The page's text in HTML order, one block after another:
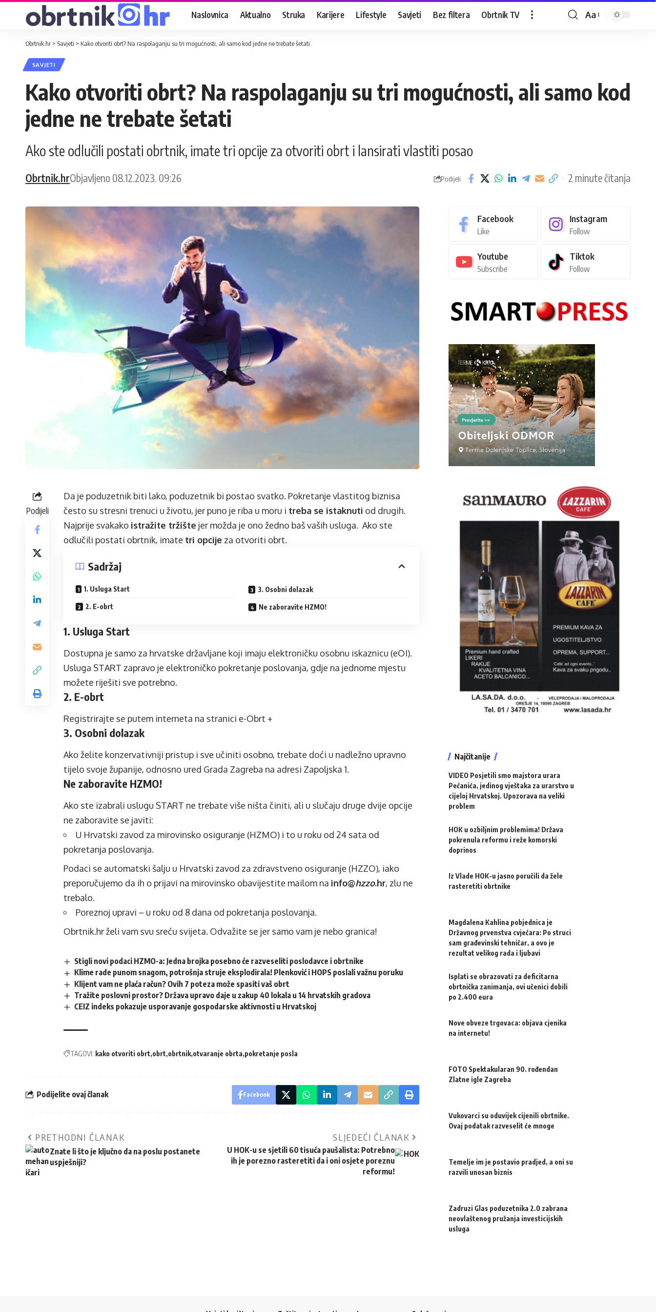
Naslovnica Aktualno Struka Karijere Lifestyle Savjeti Bez filtera Obrtnik TV Aa
Obrtnik.hr > Savjeti > Kako otvoriti obrt? Na raspolaganju su tri mogućnosti, ali samo kod jedne ne trebate šetati
SAVJETI
Kako otvoriti obrt? Na raspolaganju su tri mogućnosti, ali samo kod
jedne ne trebate šetati
Ako ste odlučili postati obrtnik, imate tri opcije za otvoriti obrt i lansirati vlastiti posao
Obrtnik.hrObjavljeno 08.12.2023. 09:26 Podijeli 2 minute čitanja
Podijeli
Da je poduzetnik biti lako, poduzetnik bi postao svatko. Pokretanje vlastitog biznisa
često su stresni trenuci u životu, jer puno je riba u moru i treba se istaknuti od drugih.
Najprije svakako istražite tržište jer možda je ono žedno baš vaših usluga. Ako ste
odlučili postati obrtnik, imate tri opcije za otvoriti obrt.
Sadržaj
1. Usluga Start
2. E-obrt
3. Osobni dolazak
Ne zaboravite HZMO!
1. Usluga Start
Dostupna je samo za hrvatske državljane koji imaju elektroničku osobnu iskaznicu (eOI).
Usluga START zapravo je elektroničko pokretanje poslovanja, gdje na jednome mjestu
možete riješiti sve potrebno.
2. E-obrt
Registrirajte se putem interneta na stranici e-Obrt +
3. Osobni dolazak
Ako želite konzervativniji pristup i sve učiniti osobno, trebate doći u nadležno upravno
tijelo svoje županije, odnosno ured Grada Zagreba na adresi Zapoljska 1.
Ne zaboravite HZMO!
Ako ste izabrali uslugu START ne trebate više ništa činiti, ali u slučaju druge dvije opcije
ne zaboravite se javiti:
U Hrvatski zavod za mirovinsko osiguranje (HZMO) i to u roku od 24 sata od
pokretanja poslovanja.
Podaci se automatski šalju u Hrvatski zavod za zdravstveno osiguranje (HZZO), iako
preporučujemo da ih o prijavi na mirovinsko obavijestite mailom na info@hzzo.hr, zlu ne
trebalo.
Poreznoj upravi – u roku od 8 dana od pokretanja poslovanja.
Obrtnik.hr želi vam svu sreću svijeta. Odvažite se jer samo vam je nebo granica!
Stigli novi podaci HZMO-a: Jedna brojka posebno će razveseliti poslodavce i obrtnike
Klime rade punom snagom, potrošnja struje eksplodirala! Plenković i HOPS poslali važnu poruku
Klijent vam ne plaća račun? Ovih 7 poteza može spasiti vaš obrt
Tražite poslovni prostor? Država upravo daje u zakup 40 lokala u 14 hrvatskih gradova
CEIZ indeks pokazuje usporavanje gospodarske aktivnosti u Hrvatskoj
TAGOVI: kako otvoriti obrt obrt obrtnik otvaranje obrta pokretanje posla
Podijelite ovaj članak Facebook
PRETHODNI ČLANAK
Znate li što je ključno da na poslu postanete
uspješniji?
SLJEDEĆI ČLANAK
U HOK-u se sjetili 60 tisuća paušalista: Potrebno
ih je porezno rasteretiti da i oni osjete poreznu
reformu!
Facebook
Like
Instagram
Follow
Youtube
Subscribe
Tiktok
Follow
Najčitanije
VIDEO Posjetili smo majstora urara
Pećanića, jedinog vještaka za urarstvo u
cijeloj Hrvatskoj. Upozorava na veliki
problem
HOK u ozbiljnim problemima! Država
pokrenula reformu i reže komorski
doprinos
Iz Vlade HOK-u jasno poručili da žele
rasteretiti obrtnike
Magdalena Kahlina pobjednica je
Državnog prvenstva cvjećara: Po struci
sam građevinski tehničar, a ovo je
rezultat velikog rada i ljubavi
Isplati se obrazovati za deficitarna
obrtnička zanimanja, ovi učenici dobili
po 2.400 eura
Nove obveze trgovaca: objava cjenika
na internetu!
FOTO Spektakularan 90. rođendan
Zlatne igle Zagreba
Vukovarci su oduvijek cijenili obrtnike.
Ovaj podatak razveselit će mnoge
Temelje im je postavio pradjed, a oni su
razvili unosan biznis
Zadruzi Glas poduzetnika 2.0 zabrana
neovlaštenog pružanja investicijskih
usluga